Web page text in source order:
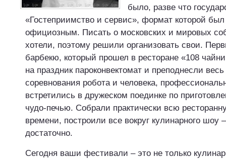
было, разве что
«Гостеприимство и сервис», формат которой
официозным. Писать о московских и мировых
хотели, поэтому решили организовать свои.
барбекю, который прошел в ресторане «108
на праздник пароконвектомат и преподнесли
соревнования робота и человека,
встретились в дружеском поединке по
чудо-печью. Собрали практически всю
времени, построили все вокруг кулинарного шоу
достаточно.
Сегодня ваши фестивали – это не только